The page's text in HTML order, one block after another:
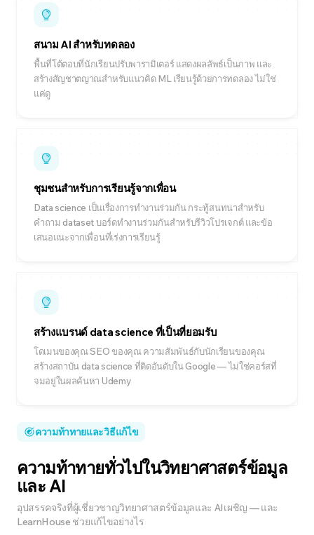
สนาม AI สำหรับทดลอง
พื้นที่โต้ตอบที่นักเรียนปรับพารามิเตอร์ แสดงผลลัพธ์เป็นภาพ และ
สร้างสัญชาตญาณสำหรับแนวคิด ML เรียนรู้ด้วยการทดลอง ไม่ใช่
แค่ดู
ชุมชนสำหรับการเรียนรู้จากเพื่อน
Data science เป็นเรื่องการทำงานร่วมกัน กระทู้สนทนาสำหรับ
คำถาม dataset บอร์ดทำงานร่วมกันสำหรับรีวิวโปรเจกต์ และข้อ
เสนอแนะจากเพื่อนที่เร่งการเรียนรู้
สร้างแบรนด์ data science ที่เป็นที่ยอมรับ
โดเมนของคุณ SEO ของคุณ ความสัมพันธ์กับนักเรียนของคุณ
สร้างสถาบัน data science ที่ติดอันดับใน Google — ไม่ใช่คอร์สที่
จมอยู่ในผลค้นหา Udemy
ความท้าทายและวิธีแก้ไข
ความท้าทายทั่วไปในวิทยาศาสตร์ข้อมูล
และ AI
อุปสรรคจริงที่ผู้เชี่ยวชาญวิทยาศาสตร์ข้อมูลและ AIเผชิญ — และ
LearnHouse ช่วยแก้ไขอย่างไร